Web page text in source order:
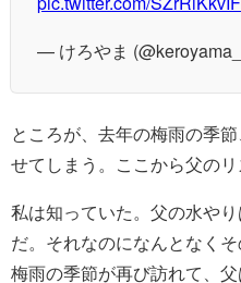
— けろやま
ところが、去年の梅雨の季
せてしまう。ここから父のリ
私は知っていた。父の水や
だ。それなのになんとなく
梅雨の季節が再び訪れて、